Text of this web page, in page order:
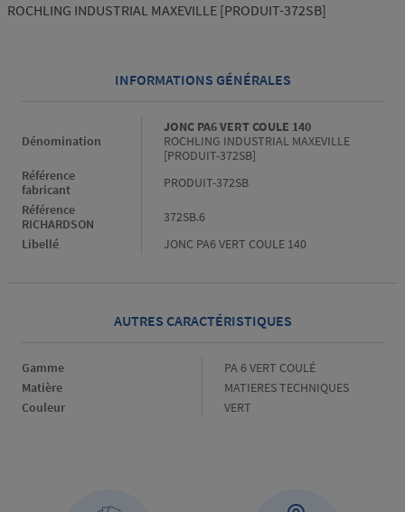
ROCHLING INDUSTRIAL MAXEVILLE [PRODUIT-372SB]
INFORMATIONS GÉNÉRALES
Dénomination
JONC PA6 VERT COULE 140
ROCHLING INDUSTRIAL MAXEVILLE
[PRODUIT-372SB]
Référence
fabricant
PRODUIT-372SB
Référence
RICHARDSON
372SB.6
Libellé
JONC PA6 VERT COULE 140
AUTRES CARACTÉRISTIQUES
Gamme Gamme
PA 6 VERT COULÉ
Matière
Matière
MATIERES TECHNIQUES
Couleur
Couleur
VERT